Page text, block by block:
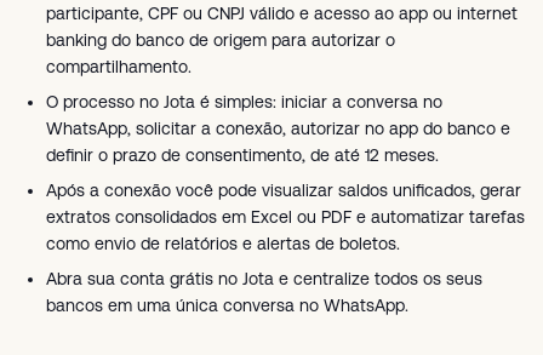
participante, CPF ou CNPJ válido e acesso ao app ou internet
banking do banco de origem para autorizar o
compartilhamento.
O processo no Jota é simples: iniciar a conversa no
WhatsApp, solicitar a conexão, autorizar no app do banco e
definir o prazo de consentimento, de até 12 meses.
Após a conexão você pode visualizar saldos unificados, gerar
extratos consolidados em Excel ou PDF e automatizar tarefas
como envio de relatórios e alertas de boletos.
Abra sua conta grátis no Jota e centralize todos os seus
bancos em uma única conversa no WhatsApp.